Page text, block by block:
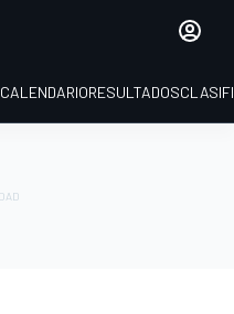
CALENDARIORESULTADOS